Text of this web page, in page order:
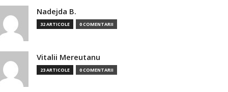
Nadejda B.
32 ARTICOLE 0 COMENTARII
Vitalii Mereutanu
23 ARTICOLE 0 COMENTARII